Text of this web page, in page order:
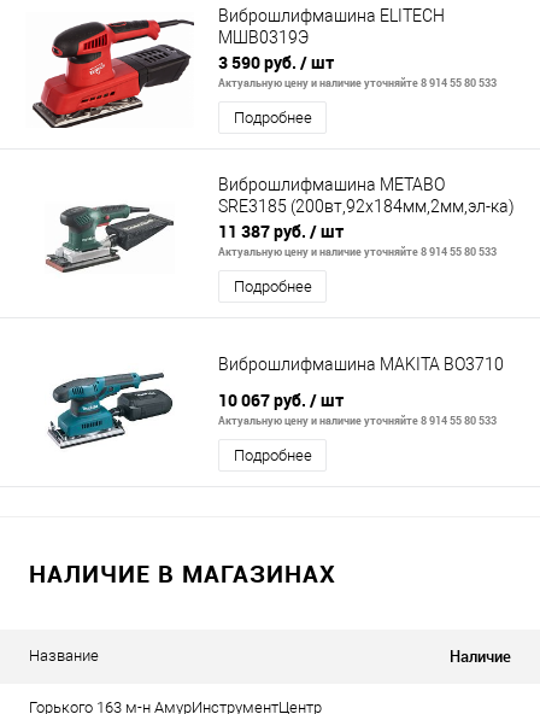
Виброшлифмашина ELITECH
МШВ0319Э
3 590 руб. / шт
Актуальную цену и наличие уточняйте 8 914 55 80 533
Подробнее
Виброшлифмашина METABO
SRE3185 (200вт,92х184мм,2мм,эл-ка)
11 387 руб. / шт
Актуальную цену и наличие уточняйте 8 914 55 80 533
Подробнее
Виброшлифмашина MAKITA BO3710
10 067 руб. / шт
Актуальную цену и наличие уточняйте 8 914 55 80 533
Подробнее
НАЛИЧИЕ В МАГАЗИНАХ
Название Наличие
Горького 163 м-н АмурИнструментЦентр